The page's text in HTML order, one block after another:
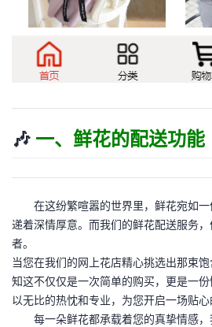
🎶 一、鲜花的配送功能
在这纷繁喧嚣的世界里，鲜花宛如一
递着深情厚意。而我们的鲜花配送服务
者。
当您在我们的网上花店精心挑选出那束
知这不仅仅是一次简单的购买，更是一
以无比的热忱和专业，为您开启一场贴心
每一朵鲜花都承载着您的真挚情感，